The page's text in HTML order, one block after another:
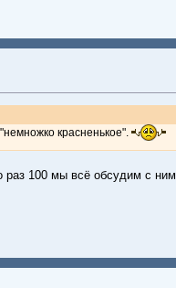
красненькое".
раз 100 мы всё обсудим с ним